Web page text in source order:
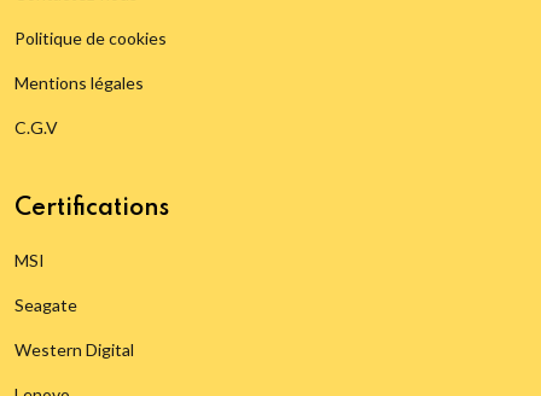
Politique de cookies
Mentions légales
C.G.V
Certifications
MSI
Seagate
Western Digital